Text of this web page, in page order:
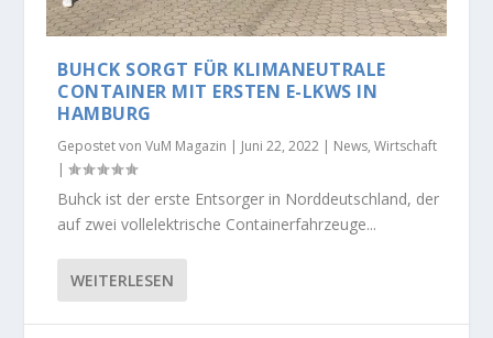
BUHCK SORGT FÜR KLIMANEUTRALE
CONTAINER MIT ERSTEN E-LKWS IN
HAMBURG
Gepostet vonVuM Magazin | Juni 22, 2022 | News,Wirtschaft
|
Buhck ist der erste Entsorger in Norddeutschland, der
auf zwei vollelektrische Containerfahrzeuge...
WEITERLESEN